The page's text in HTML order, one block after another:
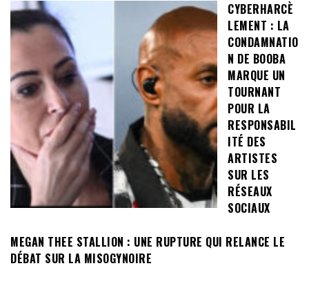
CYBERHARCÈ
LEMENT : LA
CONDAMNATIO
N DE BOOBA
MARQUE UN
TOURNANT
POUR LA
RESPONSABIL
ITÉ DES
ARTISTES
SUR LES
RÉSEAUX
SOCIAUX
MEGAN THEE STALLION : UNE RUPTURE QUI RELANCE LE
DÉBAT SUR LA MISOGYNOIRE